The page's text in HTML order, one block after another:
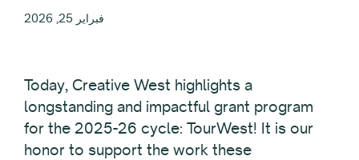
فبراير 25, 2026
Today, Creative West highlights a
longstanding and impactful grant program
for the 2025-26 cycle: TourWest! It is our
honor to support the work these